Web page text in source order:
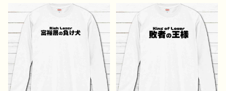
ーター 絵師 クリエイタ
ー オリジナル デザイ
ン コラボ グッズ 長袖
Tシャツ ロングTシャツ
タイトル：デブ界のスリム（ホ
ワイト） 作：んごミック G
-6
ーター 絵師 クリエイタ
ー オリジナル デザイ
ン コラボ グッズ 長袖
Tシャツ ロングTシャツ
タイトル：健康な幽霊（ホワ
イト） 作：んごミック G-6